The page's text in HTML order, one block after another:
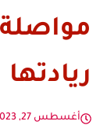
مواصلة
ريادتها
أغسطس 27, 2023